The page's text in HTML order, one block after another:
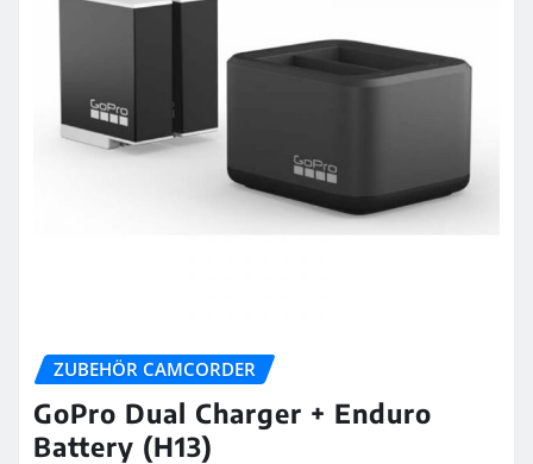
ZUBEHÖR CAMCORDER
GoPro Dual Charger + Enduro
Battery (H13)